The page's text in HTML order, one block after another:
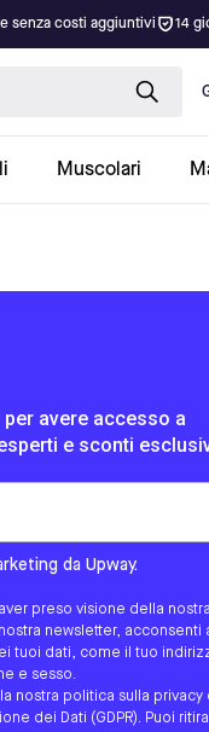
senza costi aggiuntivi 14
Muscolari
avere accesso a
e sconti
a? da Upway.
preso visione della nostra
newsletter, acconsenti
tuoi dati, come il tuo
e sesso.
nostra politica sulla privacy
dei Dati (GDPR). Puoi